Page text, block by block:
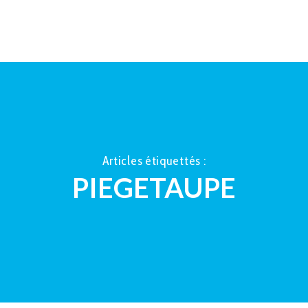
Articles étiquettés :
PIEGETAUPE